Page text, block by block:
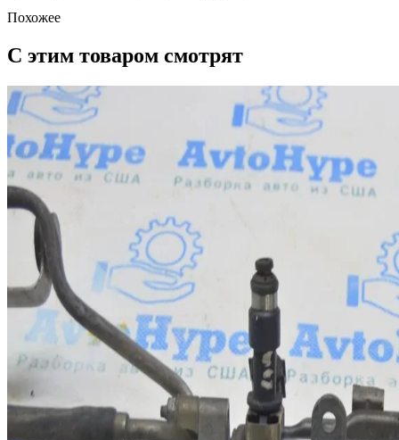
Похожее
С этим товаром смотрят